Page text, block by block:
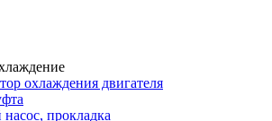
охлаждения двигателя
прокладка